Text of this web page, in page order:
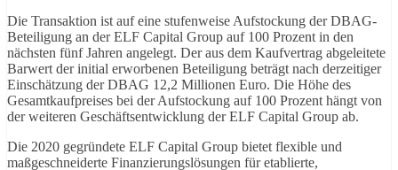
Die Transaktion ist auf eine stufenweise Aufstockung der DBAG-
Beteiligung an der ELF Capital Group auf 100 Prozent in den
nächsten fünf Jahren angelegt. Der aus dem Kaufvertrag abgeleitete
Barwert der initial erworbenen Beteiligung beträgt nach derzeitiger
Einschätzung der DBAG 12,2 Millionen Euro. Die Höhe des
Gesamtkaufpreises bei der Aufstockung auf 100 Prozent hängt von
der weiteren Geschäftsentwicklung der ELF Capital Group ab.
Die 2020 gegründete ELF Capital Group bietet flexible und
maßgeschneiderte Finanzierungslösungen für etablierte,